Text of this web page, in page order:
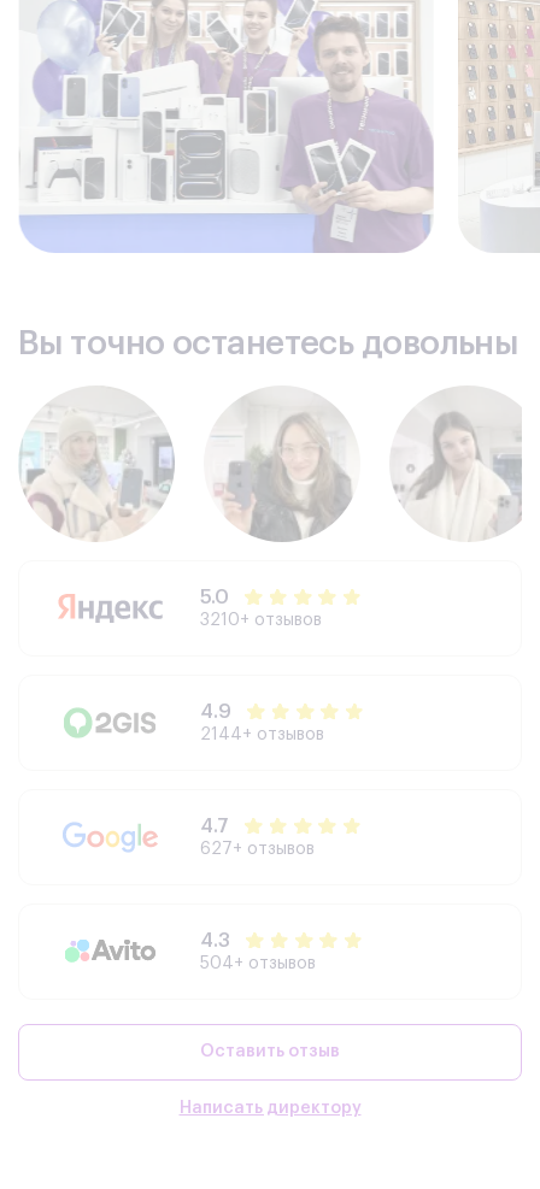
Вы точно останетесь довольны
5.0
3210+ отзывов
4.9
2144+ отзывов
4.7
627+ отзывов
4.3
504+ отзывов
Оставить отзыв
Написать директору